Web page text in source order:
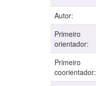
Autor:
Primeiro
orientador:
Primeiro
coorientador: